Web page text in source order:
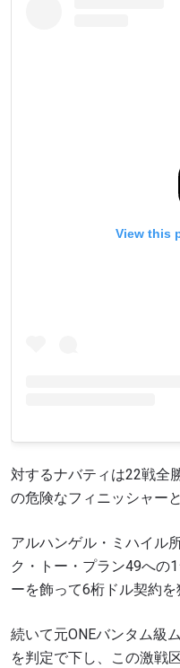
View this
対するナバティは22戦全
の危険なフィニッシャー
アルハンゲル・ミハイル
ク・トー・プラン49への
ーを飾って6桁ドル契約を
続いて元ONEバンタム級
を判定で下し、この激戦
大会
ハイラ
ONEチャンピオンシ
ュース、特別オファ
席をゲットするた
Eメール
名前（ローマ字で記